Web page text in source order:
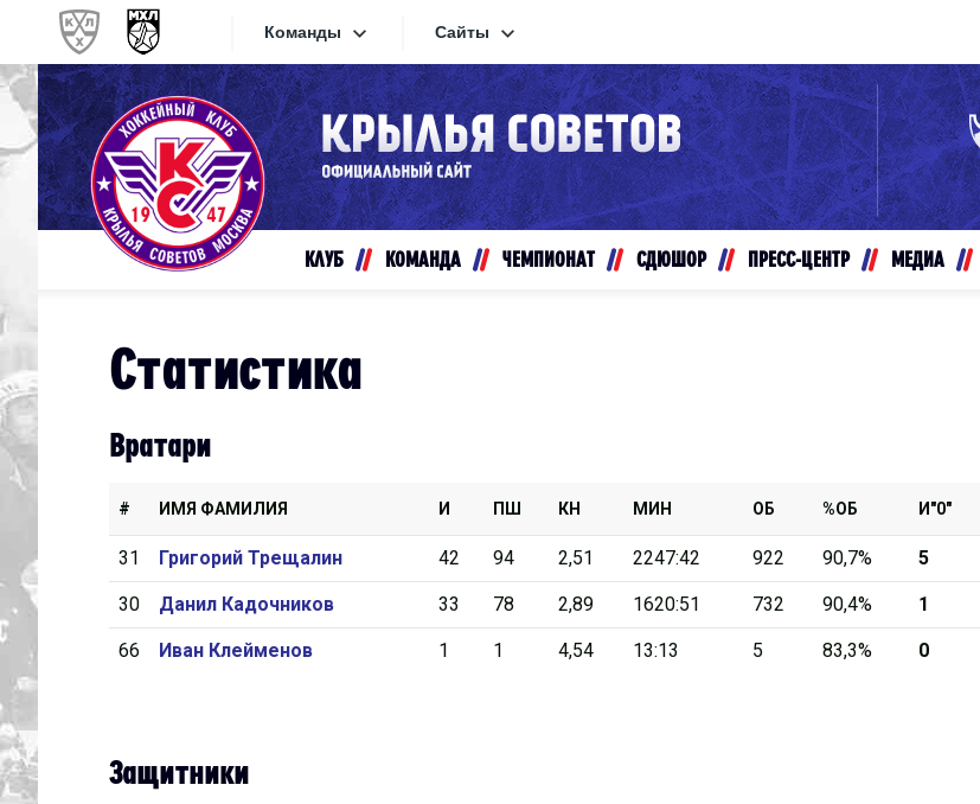
Команды
Конференция «Запад»
Дивизион Золотой
Академия Михайлова
Локо
Дивизион Серебряный
АКМ-Юниор
Конференция «Восток»
Дивизион Золотой
Авто
Чайка
Дивизион Серебряный
Красноярские Рыси
Сайты
Сайты
Видеотрансляции
Хайлайты
КЛУБ КОМАНДА ЧЕМПИОНАТ СДЮШОР ПРЕСС-ЦЕНТР МЕДИА
Статистика
Вратари
# ИМЯ ФАМИЛИЯ И ПШ КН МИН ОБ %ОБ И"0"
31 Григорий Трещалин 42 94 2,51 2247:42 922 90,7% 5
30 Данил Кадочников 33 78 2,89 1620:51 732 90,4% 1
66 Иван Клейменов 1 1 4,54 13:13 5 83,3% 0
Защитники